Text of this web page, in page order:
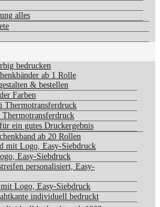
alles
bedrucken
ab 1 Rolle
& bestellen
Farben
Thermotransferdruck
ein gutes Druckergebnis
ab 20 Rollen
mit Logo, Easy-Siebdruck
Easy-Siebdruck
personalisiert, Easy-
Logo, Easy-Siebdruck
individuell bedruckt